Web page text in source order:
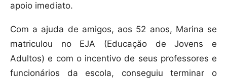
apoio imediato.
Com a ajuda de amigos, aos 52 anos, Marina se
matriculou no EJA (Educação de Jovens e
Adultos) e com o incentivo de seus professores e
funcionários da escola, conseguiu terminar o